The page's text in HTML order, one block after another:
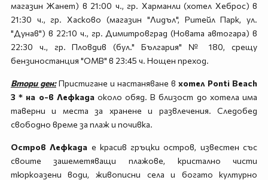
магазин Жанет) в 21:00 ч., гр. Харманли (хотел Хеброс) в
21:30 ч., гр. Хасково (магазин "Лидъл", Ритейл Парк, ул.
"Дунав") в 22:10 ч., гр. Димитровград (Новата автогара) в
22:30 ч., гр. Пловдив (бул." България" № 180, срещу
бензиностанция "ОМВ" в 23:45 ч. Нощен преход.
Втори ден:Пристигане и настаняване вхотел Ponti Beach
3 * на о-в Лефкадаоколо обяд. В близост до хотела има
таверни и места за хранене и развлечения. Следобед
свободно време за плаж и почивка.
Остров Лефкада е красив гръцки остров, известен със
своите зашеметяващи плажове, кристално чисти
тюркоазени води, живописни села и богато културно